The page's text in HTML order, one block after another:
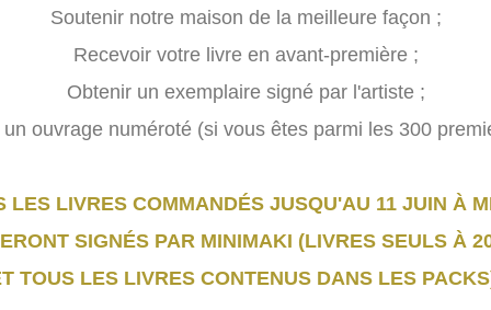
Soutenir notre maison de la meilleure façon ;
Recevoir votre livre en avant-première ;
Obtenir un exemplaire signé par l'artiste ;
ouvrage numéroté (si vous êtes parmi les 300
LES LIVRES COMMANDÉS JUSQU'AU 11 JUIN À
SIGNÉS PAR MINIMAKI (LIVRES SEULS À
TOUS LES LIVRES CONTENUS DANS LES